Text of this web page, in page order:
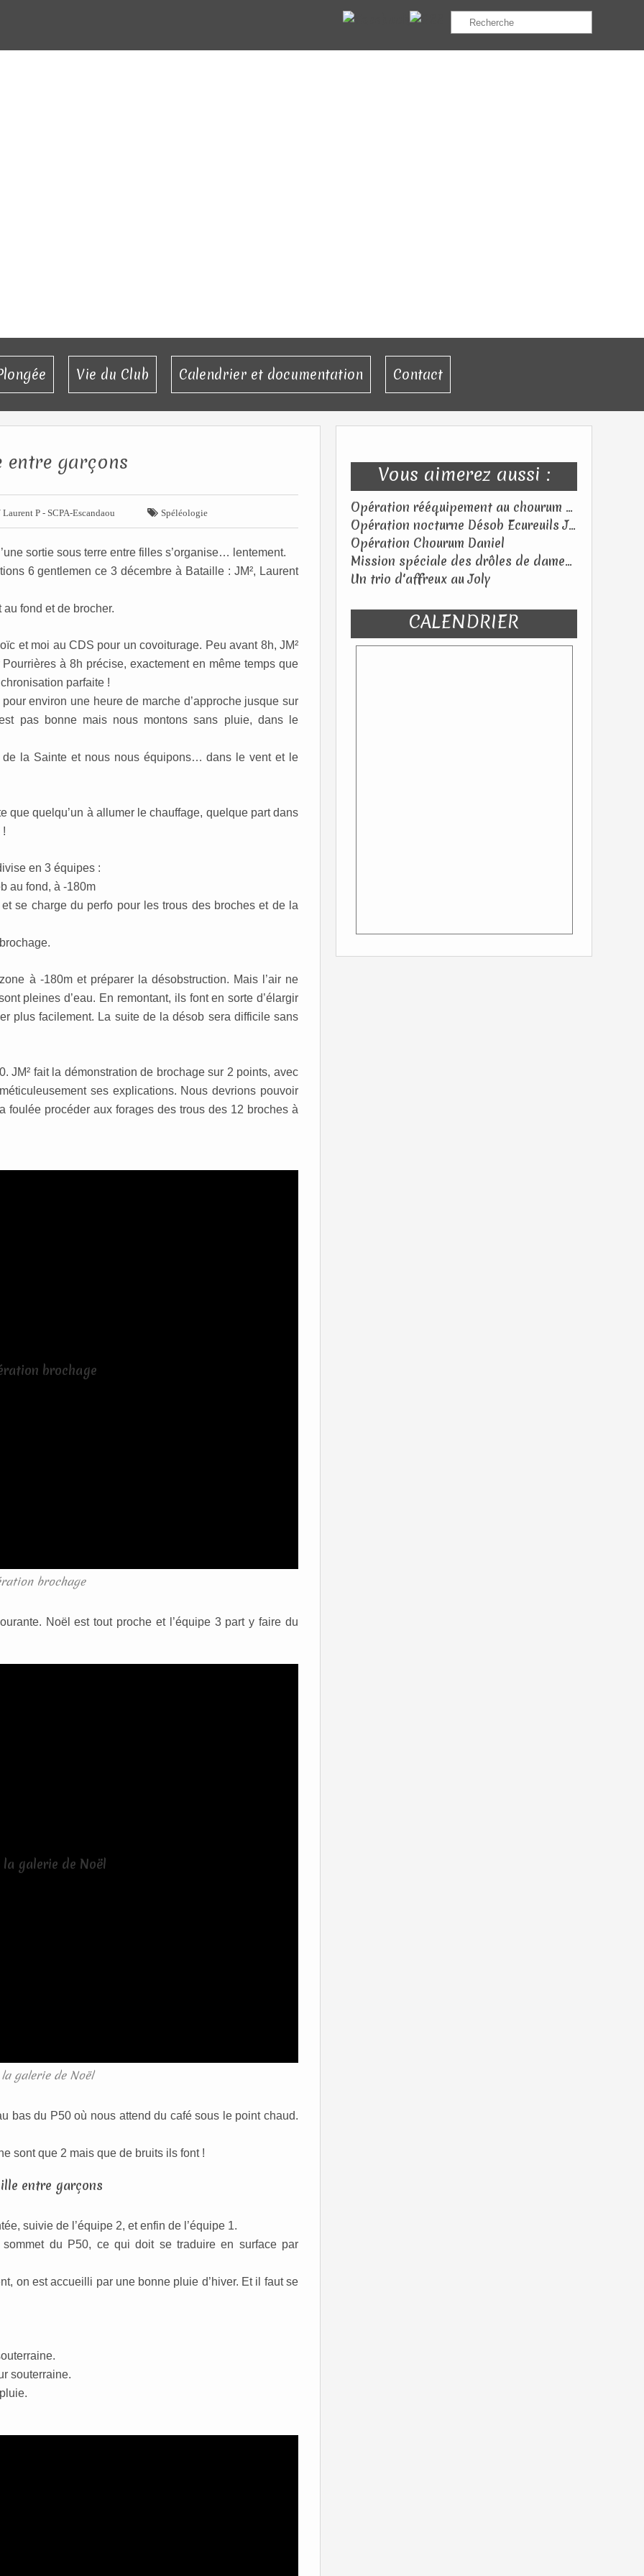
Vie du Club Calendrier et documentation Contact
Vous aimerez aussi :
Opération rééquipement au chourum des Flibustiers (05) – Samedi 18 juillet 2026
Opération nocturne Désob Ecureuils Jeudi 25 juin 2026
Opération Chourum Daniel
Mission spéciale des drôles de dames au Tagada ! Samedi 06 juin 2026
Un trio d'affreux au Joly
CALENDRIER
entre garçons
Laurent P - SCPA-Escandaou  Spéléologie
sortie sous terre entre filles s’organise… lentement.
6 gentlemen ce 3 décembre à Bataille : JM², Laurent
fond et de brocher.
et moi au CDS pour un covoiturage. Peu avant 8h, JM²
à 8h précise, exactement en même temps que
parfaite !
environ une heure de marche d’approche jusque sur
pas bonne mais nous montons sans pluie, dans le
la Sainte et nous nous équipons… dans le vent et le
que quelqu’un à allumer le chauffage, quelque part dans
!
en 3 équipes :
au fond, à -180m
se charge du perfo pour les trous des broches et de la
à -180m et préparer la désobstruction. Mais l’air ne
pleines d’eau. En remontant, ils font en sorte d’élargir
plus facilement. La suite de la désob sera difficile sans
JM² fait la démonstration de brochage sur 2 points, avec
ses explications. Nous devrions pouvoir
procéder aux forages des trous des 12 broches à
brochage
Noël est tout proche et l’équipe 3 part y faire du
galerie de Noël
bas du P50 où nous attend du café sous le point chaud.
sont que 2 mais que de bruits ils font !
suivie de l’équipe 2, et enfin de l’équipe 1.
du P50, ce qui doit se traduire en surface par
on est accueilli par une bonne pluie d’hiver. Et il faut se
souterraine.